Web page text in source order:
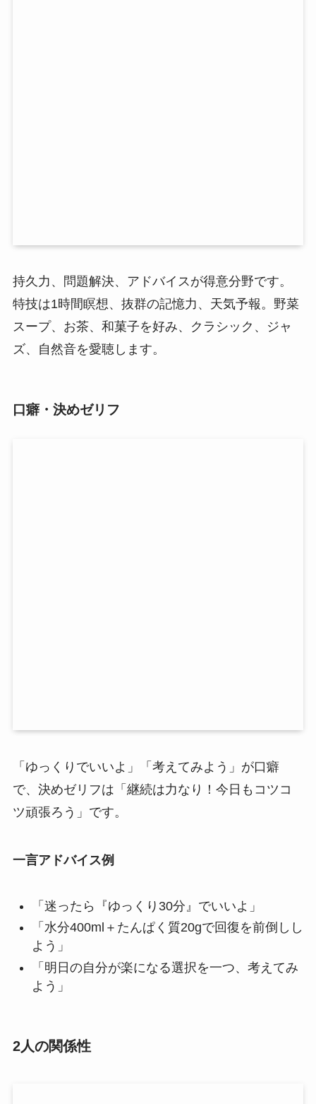
持久力、問題解決、アドバイスが得意分野です。
特技は1時間瞑想、抜群の記憶力、天気予報。野菜
スープ、お茶、和菓子を好み、クラシック、ジャ
ズ、自然音を愛聴します。
口癖・決めゼリフ
「ゆっくりでいいよ」「考えてみよう」が口癖
で、決めゼリフは「継続は力なり！今日もコツコ
ツ頑張ろう」です。
一言アドバイス例
「迷ったら『ゆっくり30分』でいいよ」
「水分400ml＋たんぱく質20gで回復を前倒しし
よう」
「明日の自分が楽になる選択を一つ、考えてみ
よう」
2人の関係性